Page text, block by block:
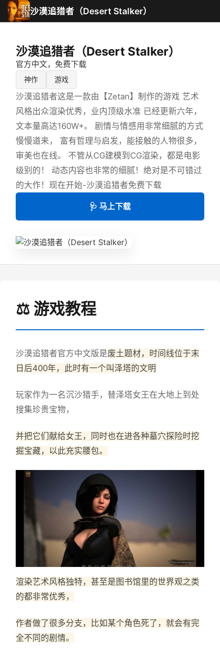
沙漠追猎者（Desert Stalker）
沙漠追猎者（Desert Stalker）
官方中文，免费下载
神作 游戏
沙漠追猎者这是一款由【Zetan】制作的游戏 艺术
风格出众渲染优秀，业内顶级水准 已经更新六年，
文本量高达160W+。 剧情与情感用非常细腻的方式
慢慢道来， 富有哲理与启发，能接触的人物很多，
审美也在线。 不管从CG建模到CG渲染，都是电影
级别的！ 动态内容也非常的细腻！绝对是不可错过
的大作！现在开始-沙漠追猎者免费下载
🩺 马上下载
⚖️ 游戏教程
沙漠追猎者官方中文版是废土题材，时间线位于末
日后400年，此时有一个叫泽塔的文明
玩家作为一名沉沙猎手，替泽塔女王在大地上到处
搜集珍贵宝物，
并把它们献给女王，同时也在进各种墓穴探险时挖
掘宝藏，以此充实腰包。
渲染艺术风格独特，甚至是图书馆里的世界观之类
的都非常优秀，
作者做了很多分支，比如某个角色死了，就会有完
全不同的剧情。